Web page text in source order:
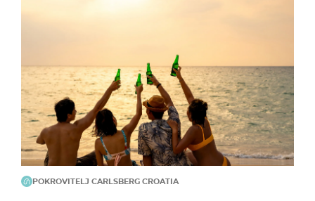
POKROVITELJ CARLSBERG CROATIA